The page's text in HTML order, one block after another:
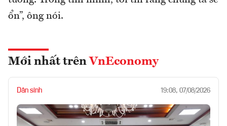
ổn”, ông nói.
Mới nhất trên VnEconomy
Dân sinh 19:08, 07/08/2026